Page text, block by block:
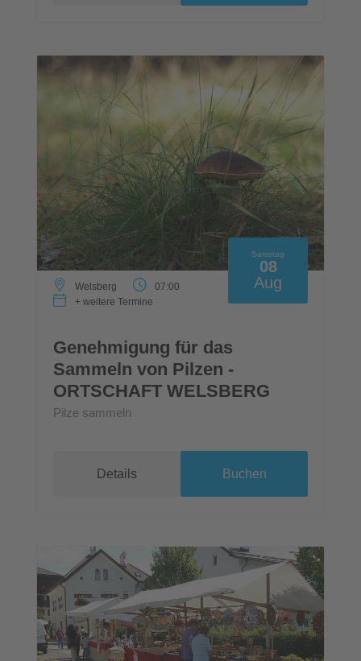
Samstag
08
Aug
Welsberg
07:00
+ weitere Termine
Genehmigung für das
Sammeln von Pilzen -
ORTSCHAFT WELSBERG
Pilze sammeln
Details Buchen